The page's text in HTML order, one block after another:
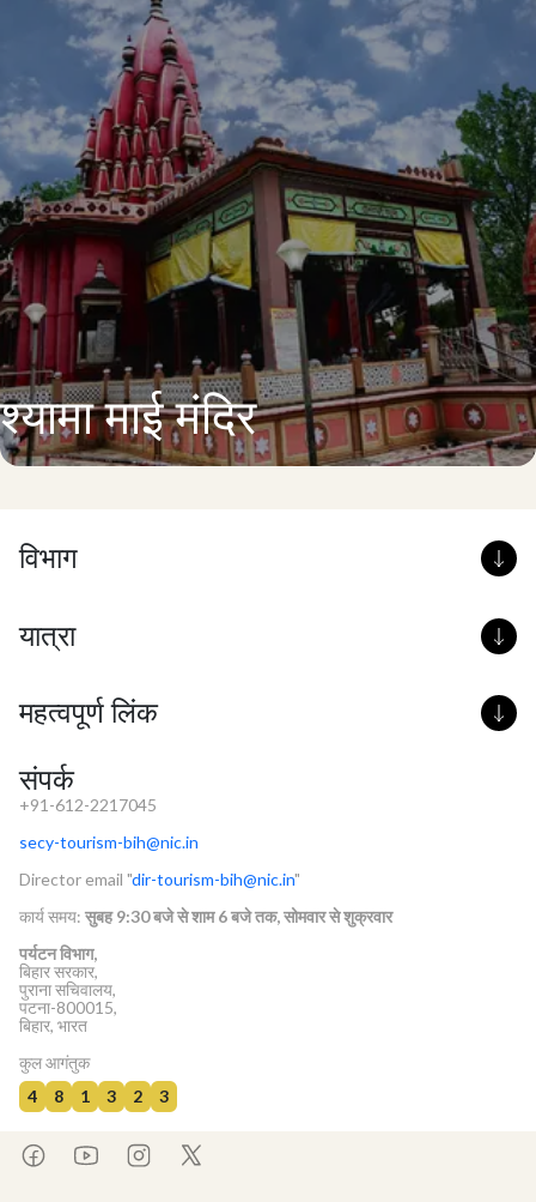
श्यामा माई मंदिर
विभाग
यात्रा
महत्वपूर्ण लिंक
संपर्क
+91-612-2217045
secy-tourism-bih@nic.in
Director email "dir-tourism-bih@nic.in"
कार्य समय: सुबह 9:30 बजे से शाम 6 बजे तक, सोमवार से शुक्रवार
पर्यटन विभाग,
बिहार सरकार,
पुराना सचिवालय,
पटना-800015,
बिहार, भारत
कुल आगंतुक
4
8 1 3 2 3